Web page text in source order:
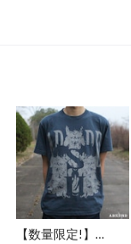
【数量限定!】